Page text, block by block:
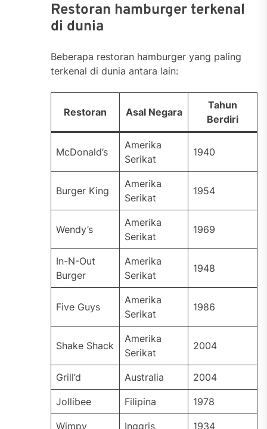
Restoran hamburger terkenal
di dunia
Beberapa restoran hamburger yang paling
terkenal di dunia antara lain:
Restoran Asal Negara
Tahun
Berdiri
McDonald’s
Amerika
Serikat
1940
Burger King
Amerika
Serikat
1954
Wendy’s
Amerika
Serikat
1969
In-N-Out
Burger
Amerika
Serikat
1948
Five Guys
Amerika
Serikat
1986
Shake Shack
Amerika
Serikat
2004
Grill’d Australia 2004
Jollibee Filipina 1978
Wimpy Inggris 1934